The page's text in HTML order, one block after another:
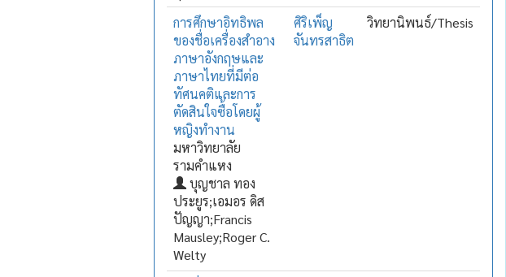
การศึกษาอิทธิพล
ของชื่อเครื่องสำอาง
ภาษาอังกฤษและ
ภาษาไทยที่มีต่อ
ทัศนคติและการ
ตัดสินใจซื้อโดยผู้
หญิงทำงาน
มหาวิทยาลัย
รามคำแหง
บุญชาล ทอง
ประยูร;เอมอร ดิส
ปัญญา;Francis
Mausley;Roger C.
Welty
ศิริเพ็ญ
จันทรสาธิต
วิทยานิพนธ์/Thesis